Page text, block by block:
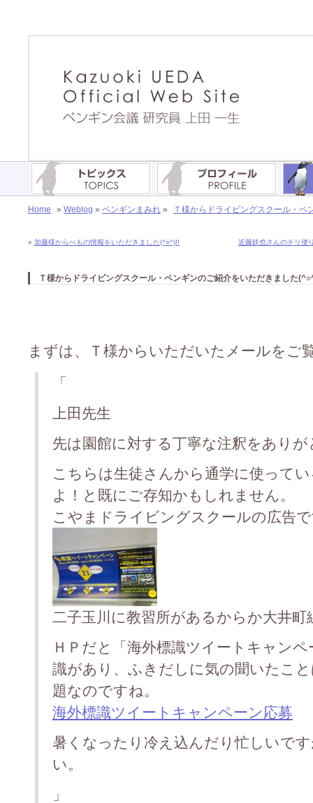
Home » Weblog » ペンギンまみれ » Ｔ様からドライビングスクール・
« 加藤様からぺもの情報をいただきました(^○^)!! 近藤鉄也さんのチリ便
Ｔ様からドライビングスクール・ペンギンのご紹介をいただきました
まずは、Ｔ様からいただいたメールをご
「
上田先生
先は園館に対する丁寧な注釈をあり
こちらは生徒さんから通学に使って
よ！と既にご存知かもしれません。
こやまドライビングスクールの広告
二子玉川に教習所があるからか大井
ＨＰだと「海外標識ツイートキャン
識があり、ふきだしに気の聞いたこ
題なのですね。
海外標識ツイートキャンペーン応募
暑くなったり冷え込んだり忙しいで
い。
」